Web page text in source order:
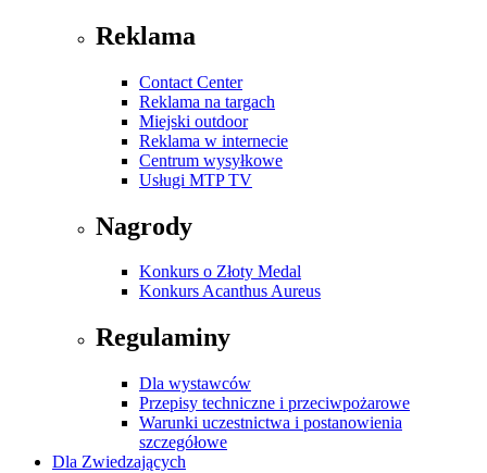
Reklama
Contact Center
Reklama na targach
Miejski outdoor
Reklama w internecie
Centrum wysyłkowe
Usługi MTP TV
Nagrody
Konkurs o Złoty Medal
Konkurs Acanthus Aureus
Regulaminy
Dla wystawców
Przepisy techniczne i przeciwpożarowe
Warunki uczestnictwa i postanowienia
szczegółowe
Dla Zwiedzających